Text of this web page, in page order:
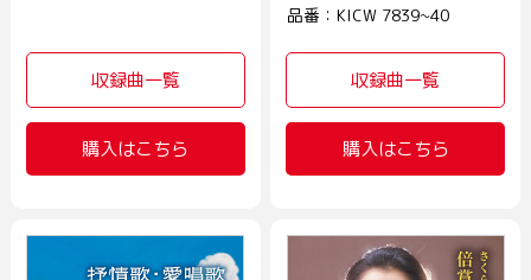
収録曲一覧
購入はこちら
品番：KICW 7839~40
収録曲一覧
購入はこちら